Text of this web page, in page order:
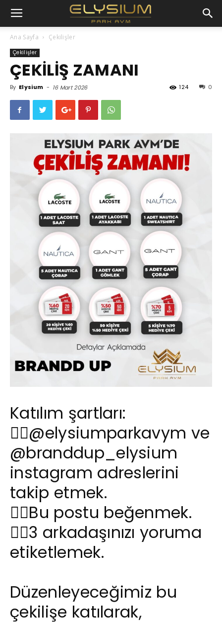
Ana Sayfa Çekilişler
Çekilişler
ÇEKİLİŞ ZAMANI
By Elysium - 16 Mart 2026 0
124
Katılım şartları:
👉🏻@elysiumparkavym ve
@branddup_elysium
instagram adreslerini
takip etmek.
👉🏻Bu postu beğenmek.
👉🏻3 arkadaşınızı yoruma
etiketlemek.
Düzenleyeceğimiz bu
çekilişe katılarak,